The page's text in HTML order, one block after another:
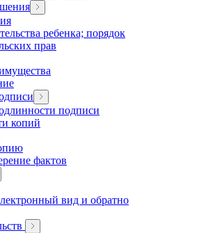
ребенка; порядок
прав
подписи
копий
фактов
вид и обратно